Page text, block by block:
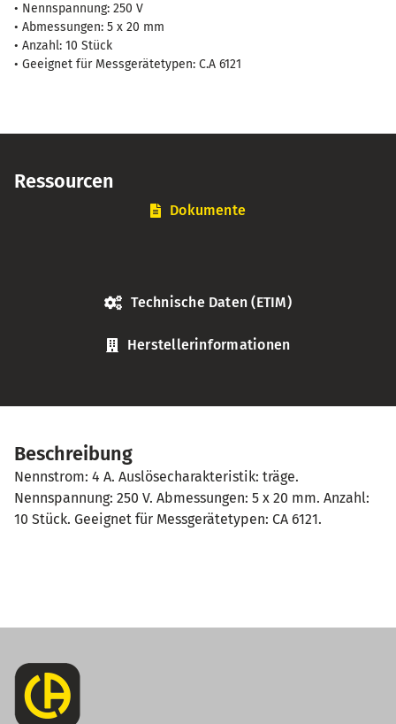
mm)
• Nennspannung: 250 V
• Abmessungen: 5 x 20 mm
• Anzahl: 10 Stück
• Geeignet für Messgerätetypen: C.A 6121
Ressourcen
Dokumente
Technische Daten (ETIM)
Herstellerinformationen
Beschreibung
Nennstrom: 4 A. Auslösecharakteristik: träge.
Nennspannung: 250 V. Abmessungen: 5 x 20 mm. Anzahl:
10 Stück. Geeignet für Messgerätetypen: CA 6121.